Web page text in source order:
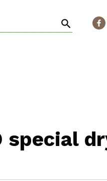
special